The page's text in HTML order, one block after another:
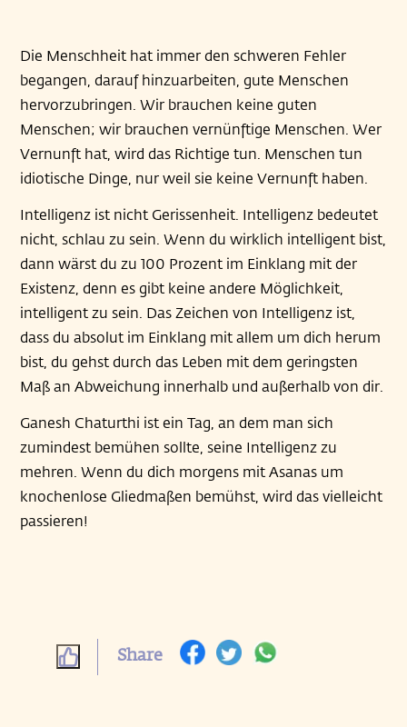
Die Menschheit hat immer den schweren Fehler
begangen, darauf hinzuarbeiten, gute Menschen
hervorzubringen. Wir brauchen keine guten
Menschen; wir brauchen vernünftige Menschen. Wer
Vernunft hat, wird das Richtige tun. Menschen tun
idiotische Dinge, nur weil sie keine Vernunft haben.
Intelligenz ist nicht Gerissenheit. Intelligenz bedeutet
nicht, schlau zu sein. Wenn du wirklich intelligent bist,
dann wärst du zu 100 Prozent im Einklang mit der
Existenz, denn es gibt keine andere Möglichkeit,
intelligent zu sein. Das Zeichen von Intelligenz ist,
dass du absolut im Einklang mit allem um dich herum
bist, du gehst durch das Leben mit dem geringsten
Maß an Abweichung innerhalb und außerhalb von dir.
Ganesh Chaturthi ist ein Tag, an dem man sich
zumindest bemühen sollte, seine Intelligenz zu
mehren. Wenn du dich morgens mit Asanas um
knochenlose Gliedmaßen bemühst, wird das vielleicht
passieren!
Share